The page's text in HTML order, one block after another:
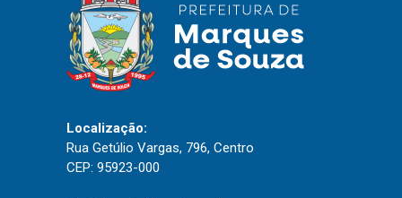
Localização:
Rua Getúlio Vargas, 796, Centro
CEP: 95923-000